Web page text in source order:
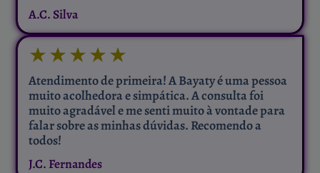
A.C. Silva
★★★★★
Atendimento de primeira! A Bayaty é uma pessoa
muito acolhedora e simpática. A consulta foi
muito agradável e me senti muito à vontade para
falar sobre as minhas dúvidas. Recomendo a
todos!
J.C. Fernandes